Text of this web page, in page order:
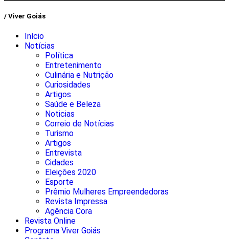
/ Viver Goiás
Início
Notícias
Política
Entretenimento
Culinária e Nutrição
Curiosidades
Artigos
Saúde e Beleza
Noticias
Correio de Notícias
Turismo
Artigos
Entrevista
Cidades
Eleições 2020
Esporte
Prêmio Mulheres Empreendedoras
Revista Impressa
Agência Cora
Revista Online
Programa Viver Goiás